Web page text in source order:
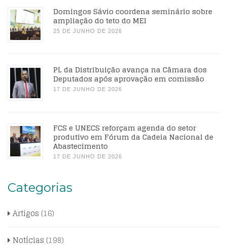
Domingos Sávio coordena seminário sobre
ampliação do teto do MEI
25 DE JUNHO DE 2026
PL da Distribuição avança na Câmara dos
Deputados após aprovação em comissão
17 DE JUNHO DE 2026
FCS e UNECS reforçam agenda do setor
produtivo em Fórum da Cadeia Nacional de
Abastecimento
17 DE JUNHO DE 2026
Categorias
Artigos (16)
Notícias (198)